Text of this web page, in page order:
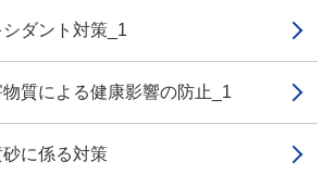
ダント対策_1
質による健康影響の防止_1
に係る対策